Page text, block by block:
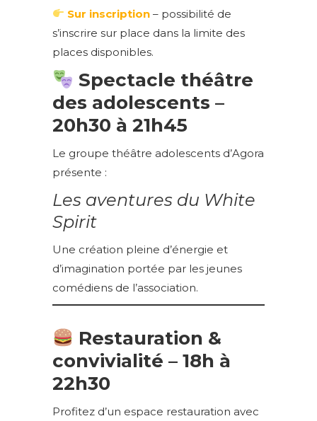
Sur inscription – possibilité de
s’inscrire sur place dans la limite des
places disponibles.
Spectacle théâtre
des adolescents –
20h30 à 21h45
Le groupe théâtre adolescents d’Agora
présente :
Les aventures du White
Spirit
Une création pleine d’énergie et
d’imagination portée par les jeunes
comédiens de l’association.
Restauration &
convivialité – 18h à
22h30
Profitez d’un espace restauration avec